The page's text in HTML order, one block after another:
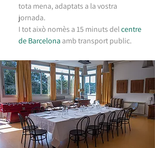
tota mena, adaptats a la vostra
jornada.
I tot això nomès a 15 minuts delcentre
de Barcelona amb transport public.